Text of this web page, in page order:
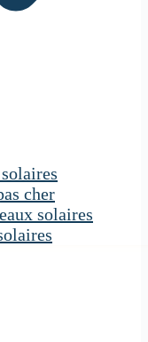
cher
solaires